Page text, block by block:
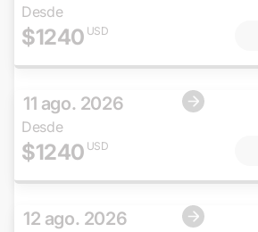
Desde
$1240 USD
11 ago. 2026
Desde
$1240 USD
12 ago. 2026